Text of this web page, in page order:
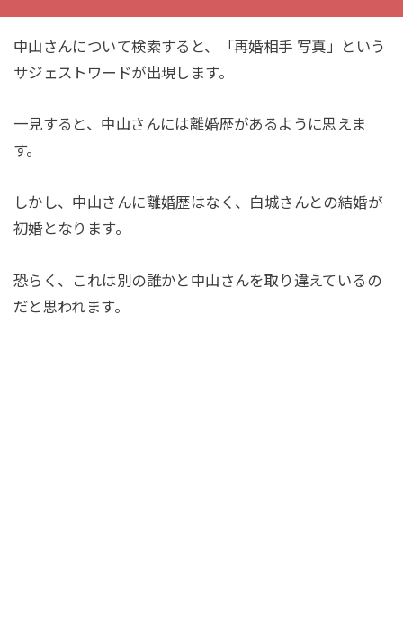
中山さんについて検索すると、「再婚相手 写真」という
サジェストワードが出現します。
一見すると、中山さんには離婚歴があるように思えま
す。
しかし、中山さんに離婚歴はなく、白城さんとの結婚が
初婚となります。
恐らく、これは別の誰かと中山さんを取り違えているの
だと思われます。